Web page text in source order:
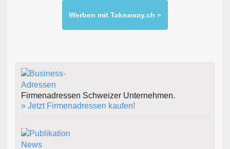
Werben mit Takeaway.ch »
Firmenadressen Schweizer Unternehmen.
» Jetzt Firmenadressen kaufen!